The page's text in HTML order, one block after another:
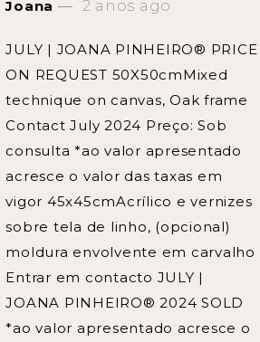
Joana 2 anos ago
JULY | JOANA PINHEIRO® PRICE
ON REQUEST 50X50cmMixed
technique on canvas, Oak frame
Contact July 2024 Preço: Sob
consulta *ao valor apresentado
acresce o valor das taxas em
vigor 45x45cmAcrílico e vernizes
sobre tela de linho, (opcional)
moldura envolvente em carvalho
Entrar em contacto JULY |
JOANA PINHEIRO® 2024 SOLD
*ao valor apresentado acresce o